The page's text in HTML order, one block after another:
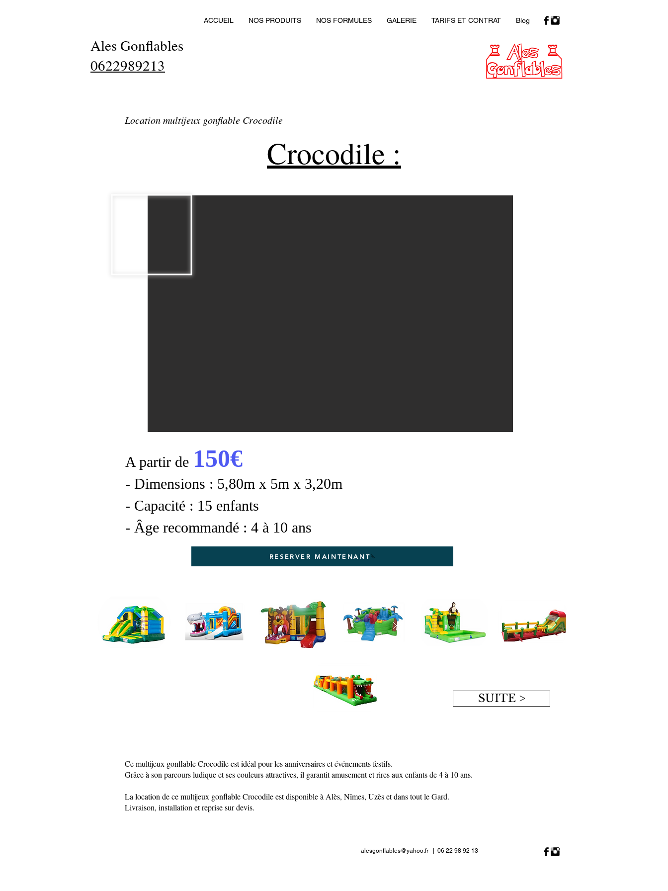
ACCUEIL NOS PRODUITS NOS FORMULES GALERIE TARIFS ET CONTRAT Blog
Ales Gonflables
0622989213
Location multijeux gonflable Crocodile
Crocodile :
A partir de 150€
- Dimensions : 5,80m x 5m x 3,20m
- Capacité : 15 enfants
- Âge recommandé : 4 à 10 ans
RESERVER MAINTENANT
SUITE >
Ce multijeux gonflable Crocodile est idéal pour les anniversaires et événements festifs.
Grâce à son parcours ludique et ses couleurs attractives, il garantit amusement et rires aux enfants de 4 à 10 ans.
La location de ce multijeux gonflable Crocodile est disponible à Alès, Nîmes, Uzès et dans tout le Gard.
Livraison, installation et reprise sur devis.
alesgonflables@yahoo.fr| 06 22 98 92 13